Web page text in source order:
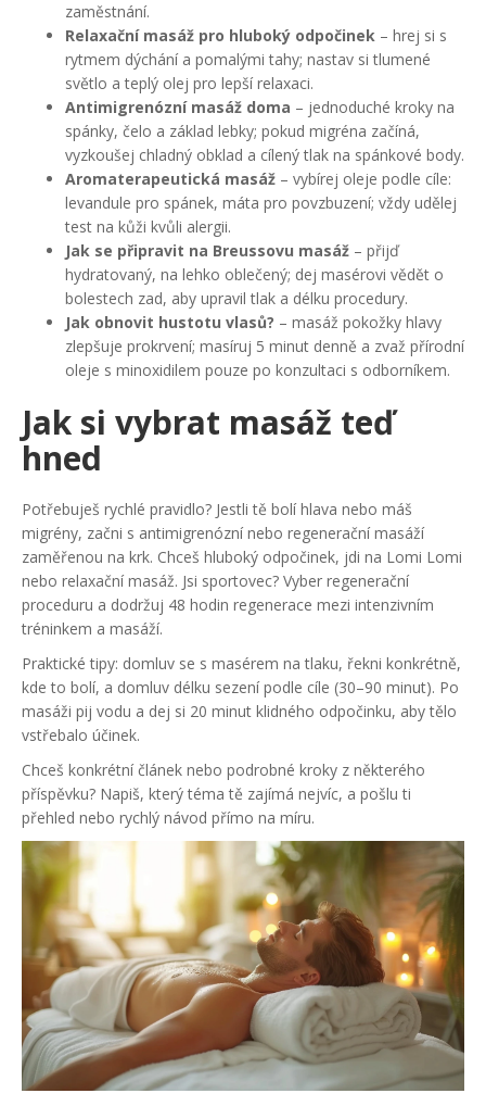
zaměstnání.
Relaxační masáž pro hluboký odpočinek – hrej si s
rytmem dýchání a pomalými tahy; nastav si tlumené
světlo a teplý olej pro lepší relaxaci.
Antimigrenózní masáž doma – jednoduché kroky na
spánky, čelo a základ lebky; pokud migréna začíná,
vyzkoušej chladný obklad a cílený tlak na spánkové body.
Aromaterapeutická masáž – vybírej oleje podle cíle:
levandule pro spánek, máta pro povzbuzení; vždy udělej
test na kůži kvůli alergii.
Jak se připravit na Breussovu masáž – přijď
hydratovaný, na lehko oblečený; dej masérovi vědět o
bolestech zad, aby upravil tlak a délku procedury.
Jak obnovit hustotu vlasů? – masáž pokožky hlavy
zlepšuje prokrvení; masíruj 5 minut denně a zvaž přírodní
oleje s minoxidilem pouze po konzultaci s odborníkem.
Jak si vybrat masáž teď
hned
Potřebuješ rychlé pravidlo? Jestli tě bolí hlava nebo máš
migrény, začni s antimigrenózní nebo regenerační masáží
zaměřenou na krk. Chceš hluboký odpočinek, jdi na Lomi Lomi
nebo relaxační masáž. Jsi sportovec? Vyber regenerační
proceduru a dodržuj 48 hodin regenerace mezi intenzivním
tréninkem a masáží.
Praktické tipy: domluv se s masérem na tlaku, řekni konkrétně,
kde to bolí, a domluv délku sezení podle cíle (30–90 minut). Po
masáži pij vodu a dej si 20 minut klidného odpočinku, aby tělo
vstřebalo účinek.
Chceš konkrétní článek nebo podrobné kroky z některého
příspěvku? Napiš, který téma tě zajímá nejvíc, a pošlu ti
přehled nebo rychlý návod přímo na míru.